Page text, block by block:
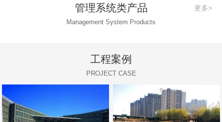
管理系统类产品 更多>
Management System Products
工程案例
PROJECT CASE